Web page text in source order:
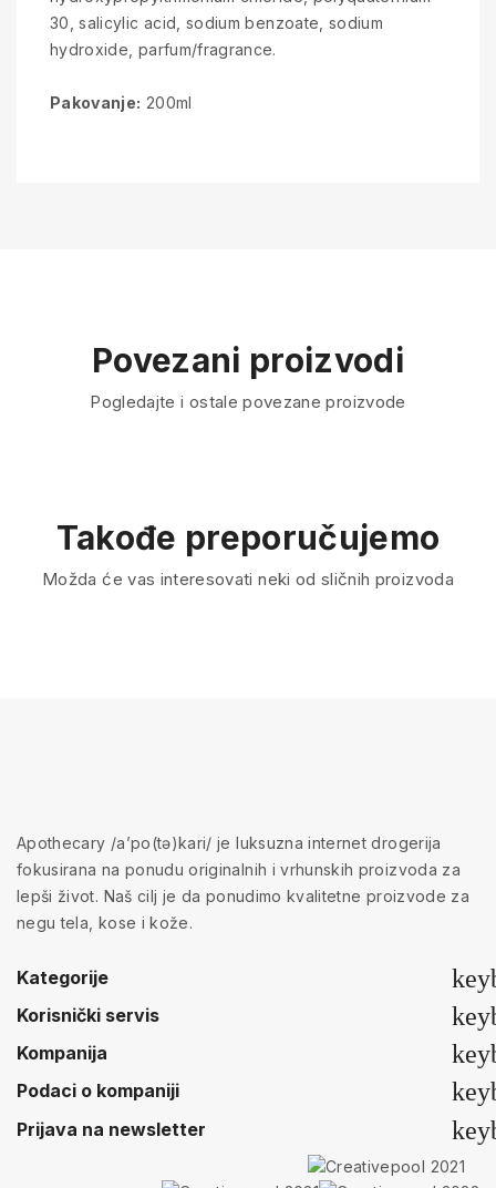
30, salicylic acid, sodium benzoate, sodium
hydroxide, parfum/fragrance.
Pakovanje: 200ml
Povezani proizvodi
Pogledajte i ostale povezane proizvode
Takođe preporučujemo
Možda će vas interesovati neki od sličnih proizvoda
Apothecary /a’po(tə)kari/ je luksuzna internet drogerija
fokusirana na ponudu originalnih i vrhunskih proizvoda za
lepši život. Naš cilj je da ponudimo kvalitetne proizvode za
negu tela, kose i kože.
Kategorije
Korisnički servis
Kompanija
Podaci o kompaniji
Prijava na newsletter